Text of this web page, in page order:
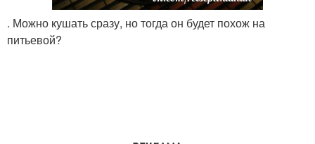
. Можно кушать сразу, но тогда он будет похож на
питьевой?